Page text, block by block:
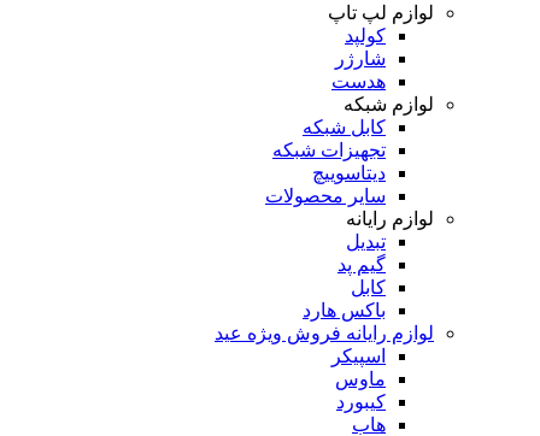
لوازم لپ تاپ
کولپد
شارژر
هدست
لوازم شبکه
کابل شبکه
تجهیزات شبکه
دیتاسوییچ
سایر محصولات
لوازم رایانه
تبدیل
گیم پد
کابل
باکس هارد
لوازم رایانه فروش ویژه عید
اسپیکر
ماوس
کیبورد
هاب